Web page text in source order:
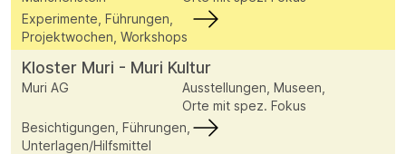
Experimente, Führungen,
Projektwochen, Workshops
Kloster Muri - Muri Kultur
Muri AG
Ausstellungen, Museen,
Orte mit spez. Fokus
Besichtigungen, Führungen,
Unterlagen/Hilfsmittel